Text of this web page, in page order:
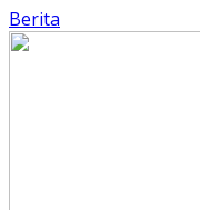
Berita